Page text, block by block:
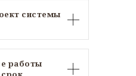
системы
работы